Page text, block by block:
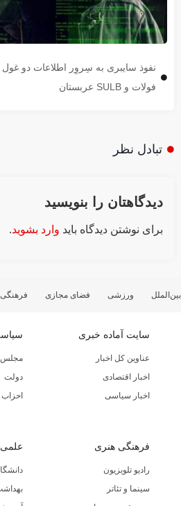
نفوذ سایبری به سِروِر اطلاعات دو غول
فولات و SULB عربستان
تبادل نظر
دیدگاهتان را بنویسید
برای نوشتن دیدگاه باید وارد بشوید.
بین‌الملل ورزشی فضای مجازی
سایت آماده خبری
عناوین کل اخبار
اخبار اقتصادی
اخبار سیاسی
مجلس
دولت
فرهنگی هنری
رادیو تلویزیون
سینما و تئاتر